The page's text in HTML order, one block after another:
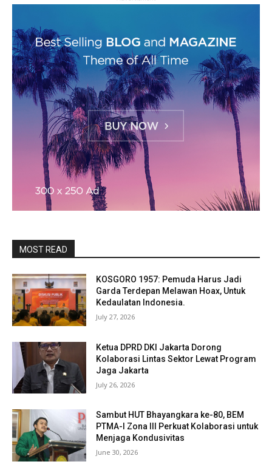
MOST READ
KOSGORO 1957: Pemuda Harus Jadi
Garda Terdepan Melawan Hoax, Untuk
Kedaulatan Indonesia.
July 27, 2026
Ketua DPRD DKI Jakarta Dorong
Kolaborasi Lintas Sektor Lewat Program
Jaga Jakarta
July 26, 2026
Sambut HUT Bhayangkara ke-80, BEM
PTMA-I Zona III Perkuat Kolaborasi untuk
Menjaga Kondusivitas
June 30, 2026